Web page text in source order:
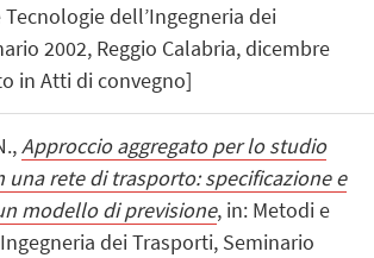
dell’Ingegneria dei
2002, Reggio Calabria, dicembre
in Atti di convegno]
Approccio aggregato per lo studio
una rete di trasporto: specificazione e
modello di previsione, in: Metodi e
dei Trasporti, Seminario